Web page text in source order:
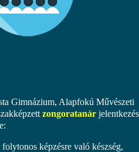
Gimnázium, Alapfokú Művészeti
zongoratanár
képzésre való készség,